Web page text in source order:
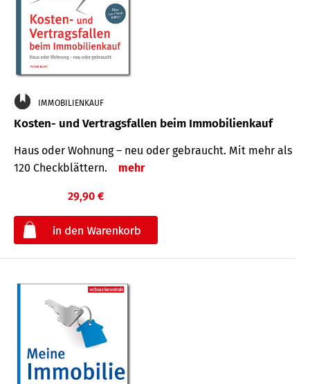
IMMOBILIENKAUF
Kosten- und Vertragsfallen beim Immobilienkauf
Haus oder Wohnung – neu oder gebraucht. Mit mehr als
120 Check­blättern.
mehr
29,90 €